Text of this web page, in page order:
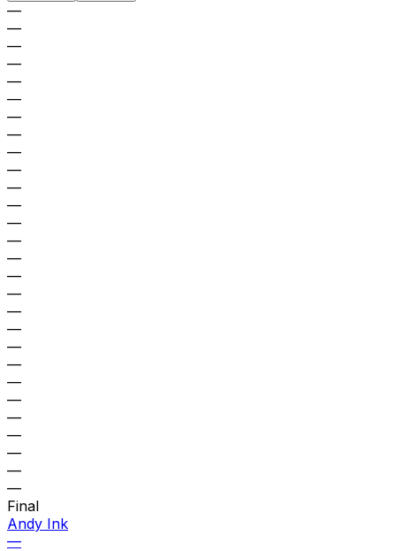
—
—
—
—
—
—
—
—
—
—
—
—
—
—
—
—
—
—
—
—
—
—
—
—
—
—
—
—
Final
Andy Ink
—